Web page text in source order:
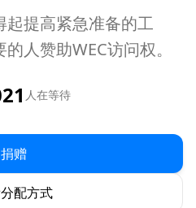
起提高紧急准备的工
人赞助WEC访问权。
人在等待
捐赠
配方式